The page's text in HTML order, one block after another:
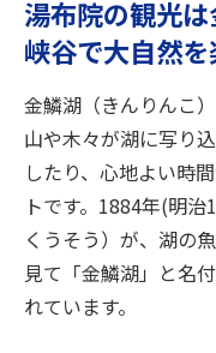
湯布院の観光
峡谷で大自然を
金鱗湖（きんりんこ）
山や木々が湖に写り
したり、心地よい時
トです。1884年(明
くうそう）が、湖の
見て「金鱗湖」と名
れています。